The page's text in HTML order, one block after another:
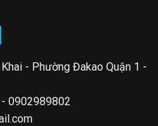
- Phường Đakao Quận 1 -
0902989802